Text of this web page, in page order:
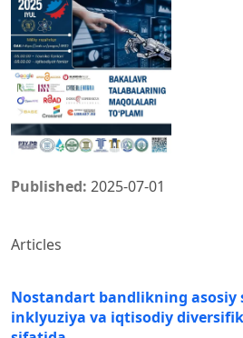
Published: 2025-07-01
Articles
Nostandart bandlikning
inklyuziya va iqtisodiy